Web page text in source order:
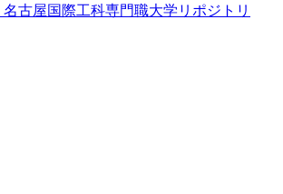
名古屋国際工科専門職大学リポジトリ